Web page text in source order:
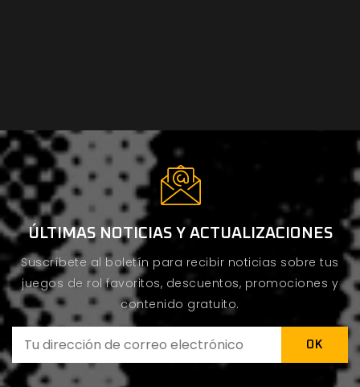
ÚLTIMAS NOTICIAS Y ACTUALIZACIONES
Suscríbete al boletín para recibir noticias sobre tus
juegos de rol favoritos, descuentos, promociones y
contenido gratuito.